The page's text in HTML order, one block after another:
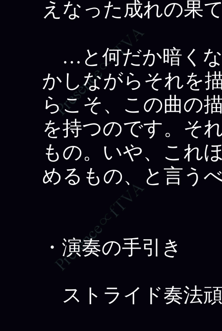
えなった成れの果
…と何だか暗くな
かしながらそれを
らこそ、この曲の
を持つのです。そ
もの。いや、これ
めるもの、と言う
・演奏の手引き
ストライド奏法